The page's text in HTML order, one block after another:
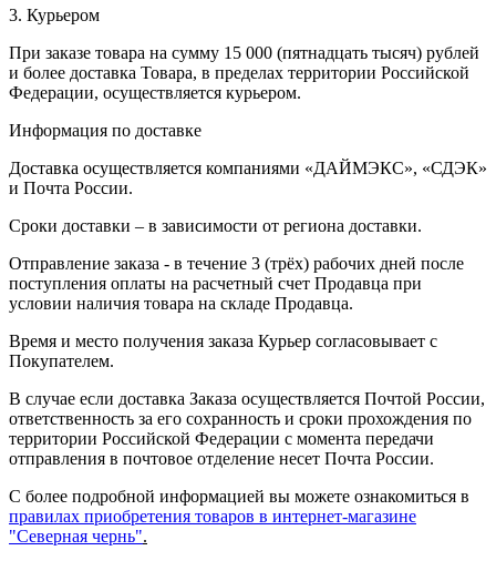
3. Курьером
При заказе товара на сумму 15 000 (пятнадцать тысяч) рублей
и более доставка Товара, в пределах территории Российской
Федерации, осуществляется курьером.
Информация по доставке
Доставка осуществляется компаниями «ДАЙМЭКС», «СДЭК»
и Почта России.
Сроки доставки – в зависимости от региона доставки.
Отправление заказа - в течение 3 (трёх) рабочих дней после
поступления оплаты на расчетный счет Продавца при
условии наличия товара на складе Продавца.
Время и место получения заказа Курьер согласовывает с
Покупателем.
В случае если доставка Заказа осуществляется Почтой России,
ответственность за его сохранность и сроки прохождения по
территории Российской Федерации с момента передачи
отправления в почтовое отделение несет Почта России.
С более подробной информацией вы можете ознакомиться в
правилах приобретения товаров в интернет-магазине
"Северная чернь".